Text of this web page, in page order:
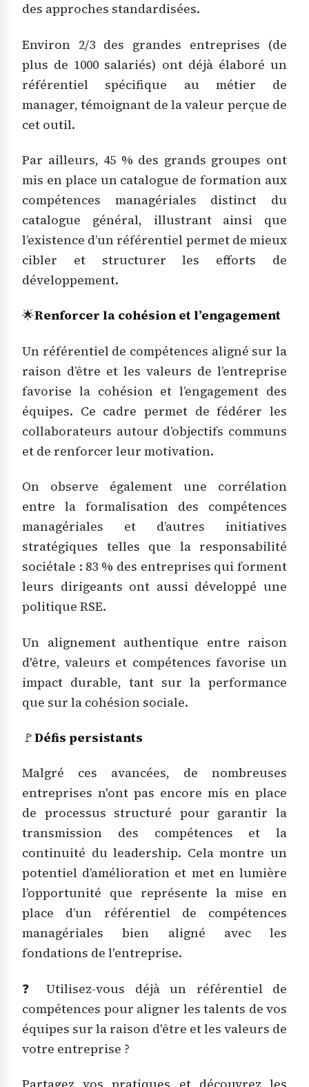
des approches standardisées.
Environ 2/3 des grandes entreprises (de
plus de 1000 salariés) ont déjà élaboré un
référentiel spécifique au métier de
manager, témoignant de la valeur perçue de
cet outil.
Par ailleurs, 45 % des grands groupes ont
mis en place un catalogue de formation aux
compétences managériales distinct du
catalogue général, illustrant ainsi que
l’existence d’un référentiel permet de mieux
cibler et structurer les efforts de
développement.
🌟Renforcer la cohésion et l’engagement
Un référentiel de compétences aligné sur la
raison d’être et les valeurs de l’entreprise
favorise la cohésion et l’engagement des
équipes. Ce cadre permet de fédérer les
collaborateurs autour d’objectifs communs
et de renforcer leur motivation.
On observe également une corrélation
entre la formalisation des compétences
managériales et d’autres initiatives
stratégiques telles que la responsabilité
sociétale : 83 % des entreprises qui forment
leurs dirigeants ont aussi développé une
politique RSE.
Un alignement authentique entre raison
d'être, valeurs et compétences favorise un
impact durable, tant sur la performance
que sur la cohésion sociale.
🚩Défis persistants
Malgré ces avancées, de nombreuses
entreprises n'ont pas encore mis en place
de processus structuré pour garantir la
transmission des compétences et la
continuité du leadership. Cela montre un
potentiel d’amélioration et met en lumière
l’opportunité que représente la mise en
place d’un référentiel de compétences
managériales bien aligné avec les
fondations de l'entreprise.
❓ Utilisez-vous déjà un référentiel de
compétences pour aligner les talents de vos
équipes sur la raison d'être et les valeurs de
votre entreprise ?